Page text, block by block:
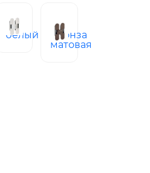
белый
бронза
матовая